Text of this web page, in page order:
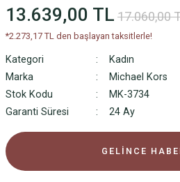
13.639,00 TL 17.060,00
*2.273,17 TL den başlayan taksitlerle!
Kategori
Kadın
Marka
Michael Kors
Stok Kodu
MK-3734
Garanti Süresi
24 Ay
GELİNCE